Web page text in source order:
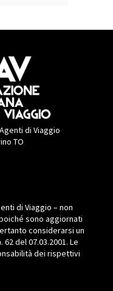
di Viaggio
TO
di Viaggio – non
sono aggiornati
considerarsi un
del 07.03.2001. Le
dei rispettivi